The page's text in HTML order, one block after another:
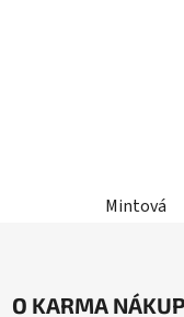
Mintová
O KARMA